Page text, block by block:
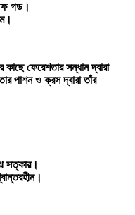
গড।
ফেরেশতার সন্ধান দ্বারা
পাশন ও ক্রস দ্বারা তাঁর
সত্কার।